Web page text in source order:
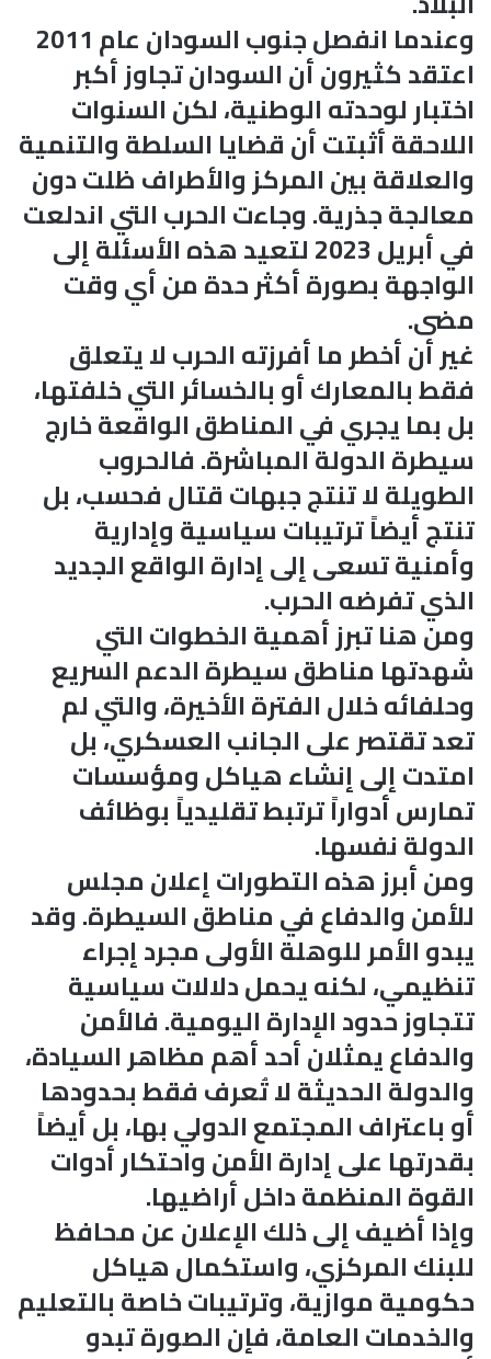
وعندما انفصل جنوب السودان عام 2011
اعتقد كثيرون أن السودان تجاوز أكبر
اختبار لوحدته الوطنية، لكن السنوات
اللاحقة أثبتت أن قضايا السلطة والتنمية
والعلاقة بين المركز والأطراف ظلت دون
معالجة جذرية. وجاءت الحرب التي اندلعت
في أبريل 2023 لتعيد هذه الأسئلة إلى
الواجهة بصورة أكثر حدة من أي وقت
مضى.
غير أن أخطر ما أفرزته الحرب لا يتعلق
فقط بالمعارك أو بالخسائر التي خلفتها،
بل بما يجري في المناطق الواقعة خارج
سيطرة الدولة المباشرة. فالحروب
الطويلة لا تنتج جبهات قتال فحسب، بل
تنتج أيضاً ترتيبات سياسية وإدارية
وأمنية تسعى إلى إدارة الواقع الجديد
الذي تفرضه الحرب.
ومن هنا تبرز أهمية الخطوات التي
شهدتها مناطق سيطرة الدعم السريع
وحلفائه خلال الفترة الأخيرة، والتي لم
تعد تقتصر على الجانب العسكري، بل
امتدت إلى إنشاء هياكل ومؤسسات
تمارس أدواراً ترتبط تقليدياً بوظائف
الدولة نفسها.
ومن أبرز هذه التطورات إعلان مجلس
للأمن والدفاع في مناطق السيطرة. وقد
يبدو الأمر للوهلة الأولى مجرد إجراء
تنظيمي، لكنه يحمل دلالات سياسية
تتجاوز حدود الإدارة اليومية. فالأمن
والدفاع يمثلان أحد أهم مظاهر السيادة،
والدولة الحديثة لا تُعرف فقط بحدودها
أو باعتراف المجتمع الدولي بها، بل أيضاً
بقدرتها على إدارة الأمن واحتكار أدوات
القوة المنظمة داخل أراضيها.
وإذا أضيف إلى ذلك الإعلان عن محافظ
للبنك المركزي، واستكمال هياكل
حكومية موازية، وترتيبات خاصة بالتعليم
والخدمات العامة، فإن الصورة تبدو